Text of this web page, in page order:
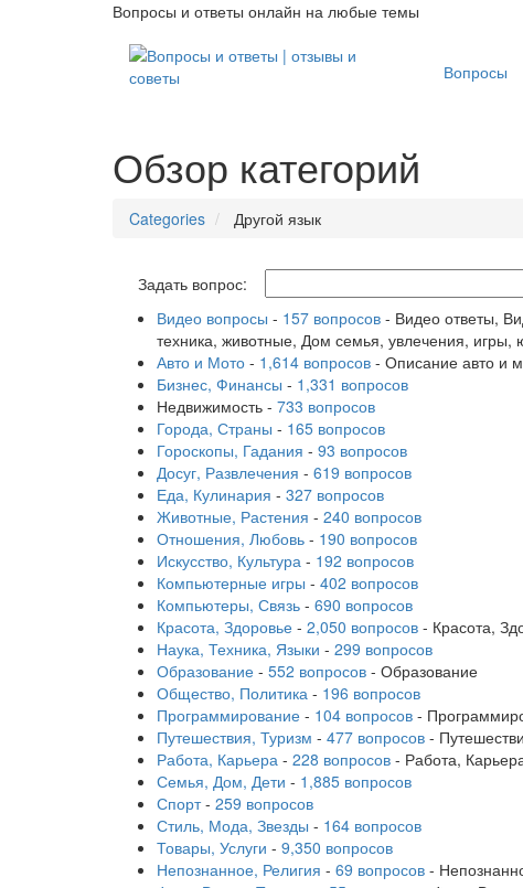
Вопросы и ответы онлайн на любые темы
Вопросы
Обзор категорий
Categories Другой язык
Задать вопрос:
Видео вопросы - 157 вопросов - Видео ответы,
техника, животные, Дом семья, увлечения, игры,
Авто и Мото - 1,614 вопросов - Описание авто и
Бизнес, Финансы - 1,331 вопросов
Недвижимость - 733 вопросов
Города, Страны - 165 вопросов
Гороскопы, Гадания - 93 вопросов
Досуг, Развлечения - 619 вопросов
Еда, Кулинария - 327 вопросов
Животные, Растения - 240 вопросов
Отношения, Любовь - 190 вопросов
Искусство, Культура - 192 вопросов
Компьютерные игры - 402 вопросов
Компьютеры, Связь - 690 вопросов
Красота, Здоровье - 2,050 вопросов - Красота,
Наука, Техника, Языки - 299 вопросов
Образование - 552 вопросов - Образование
Общество, Политика - 196 вопросов
Программирование - 104 вопросов -
Путешествия, Туризм - 477 вопросов -
Работа, Карьера - 228 вопросов - Работа,
Семья, Дом, Дети - 1,885 вопросов
Спорт - 259 вопросов
Стиль, Мода, Звезды - 164 вопросов
Товары, Услуги - 9,350 вопросов
Непознанное, Религия - 69 вопросов -